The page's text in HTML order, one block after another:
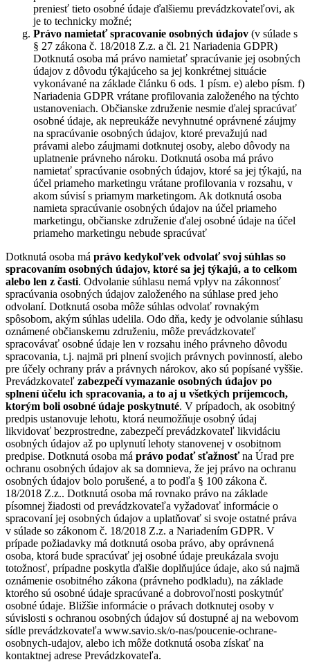
preniesť tieto osobné údaje ďalšiemu prevádzkovateľovi, ak
je to technicky možné;
Právo namietať spracovanie osobných údajov (v súlade s
§ 27 zákona č. 18/2018 Z.z. a čl. 21 Nariadenia GDPR)
Dotknutá osoba má právo namietať spracúvanie jej osobných
údajov z dôvodu týkajúceho sa jej konkrétnej situácie
vykonávané na základe článku 6 ods. 1 písm. e) alebo písm. f)
Nariadenia GDPR vrátane profilovania založeného na týchto
ustanoveniach. Občianske združenie nesmie ďalej spracúvať
osobné údaje, ak nepreukáže nevyhnutné oprávnené záujmy
na spracúvanie osobných údajov, ktoré prevažujú nad
právami alebo záujmami dotknutej osoby, alebo dôvody na
uplatnenie právneho nároku. Dotknutá osoba má právo
namietať spracúvanie osobných údajov, ktoré sa jej týkajú, na
účel priameho marketingu vrátane profilovania v rozsahu, v
akom súvisí s priamym marketingom. Ak dotknutá osoba
namieta spracúvanie osobných údajov na účel priameho
marketingu, občianske združenie ďalej osobné údaje na účel
priameho marketingu nebude spracúvať
Dotknutá osoba má právo kedykoľvek odvolať svoj súhlas so
spracovaním osobných údajov, ktoré sa jej týkajú, a to celkom
alebo len z časti. Odvolanie súhlasu nemá vplyv na zákonnosť
spracúvania osobných údajov založeného na súhlase pred jeho
odvolaní. Dotknutá osoba môže súhlas odvolať rovnakým
spôsobom, akým súhlas udelila. Odo dňa, kedy je odvolanie súhlasu
oznámené občianskemu združeniu, môže prevádzkovateľ
spracovávať osobné údaje len v rozsahu iného právneho dôvodu
spracovania, t.j. najmä pri plnení svojich právnych povinností, alebo
pre účely ochrany práv a právnych nárokov, ako sú popísané vyššie.
Prevádzkovateľ zabezpečí vymazanie osobných údajov po
splnení účelu ich spracovania, a to aj u všetkých príjemcoch,
ktorým boli osobné údaje poskytnuté. V prípadoch, ak osobitný
predpis ustanovuje lehotu, ktorá neumožňuje osobný údaj
likvidovať bezprostredne, zabezpečí prevádzkovateľ likvidáciu
osobných údajov až po uplynutí lehoty stanovenej v osobitnom
predpise. Dotknutá osoba má právo podať sťažnosťna Úrad pre
ochranu osobných údajov ak sa domnieva, že jej právo na ochranu
osobných údajov bolo porušené, a to podľa § 100 zákona č.
18/2018 Z.z.. Dotknutá osoba má rovnako právo na základe
písomnej žiadosti od prevádzkovateľa vyžadovať informácie o
spracovaní jej osobných údajov a uplatňovať si svoje ostatné práva
v súlade so zákonom č. 18/2018 Z.z. a Nariadením GDPR. V
prípade požiadavky má dotknutá osoba právo, aby oprávnená
osoba, ktorá bude spracúvať jej osobné údaje preukázala svoju
totožnosť, prípadne poskytla ďalšie doplňujúce údaje, ako sú najmä
oznámenie osobitného zákona (právneho podkladu), na základe
ktorého sú osobné údaje spracúvané a dobrovoľnosti poskytnúť
osobné údaje. Bližšie informácie o právach dotknutej osoby v
súvislosti s ochranou osobných údajov sú dostupné aj na webovom
sídle prevádzkovateľa www.savio.sk/o-nas/poucenie-ochrane-
osobnych-udajov, alebo ich môže dotknutá osoba získať na
kontaktnej adrese Prevádzkovateľa.